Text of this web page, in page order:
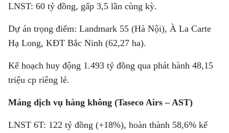
LNST: 60 tỷ đồng, gấp 3,5 lần cùng kỳ.
Dự án trọng điểm: Landmark 55 (Hà Nội), À La Carte
Hạ Long, KĐT Bắc Ninh (62,27 ha).
Kế hoạch huy động 1.493 tỷ đồng qua phát hành 48,15
triệu cp riêng lẻ.
Mảng dịch vụ hàng không (Taseco Airs – AST)
LNST 6T: 122 tỷ đồng (+18%), hoàn thành 58,6% kế